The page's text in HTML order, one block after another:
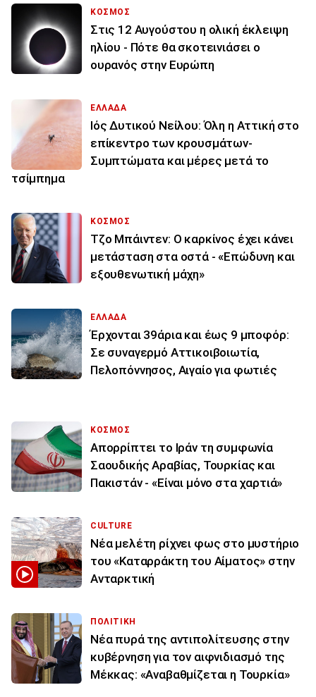
ΚΟΣΜΟΣ
Στις 12 Αυγούστου η ολική έκλειψη
ηλίου - Πότε θα σκοτεινιάσει ο
ουρανός στην Ευρώπη
ΕΛΛΑΔΑ
Ιός Δυτικού Νείλου: Όλη η Αττική στο
επίκεντρο των κρουσμάτων-
Συμπτώματα και μέρες μετά το
τσίμπημα
ΚΟΣΜΟΣ
Τζο Μπάιντεν: Ο καρκίνος έχει κάνει
μετάσταση στα οστά - «Επώδυνη και
εξουθενωτική μάχη»
ΕΛΛΑΔΑ
Έρχονται 39άρια και έως 9 μποφόρ:
Σε συναγερμό Αττικοιβοιωτία,
Πελοπόννησος, Αιγαίο για φωτιές
ΚΟΣΜΟΣ
Απορρίπτει το Ιράν τη συμφωνία
Σαουδικής Αραβίας, Τουρκίας και
Πακιστάν - «Είναι μόνο στα χαρτιά»
CULTURE
Νέα μελέτη ρίχνει φως στο μυστήριο
του «Καταρράκτη του Αίματος» στην
Ανταρκτική
ΠΟΛΙΤΙΚΗ
Νέα πυρά της αντιπολίτευσης στην
κυβέρνηση για τον αιφνιδιασμό της
Μέκκας: «Αναβαθμίζεται η Τουρκία»